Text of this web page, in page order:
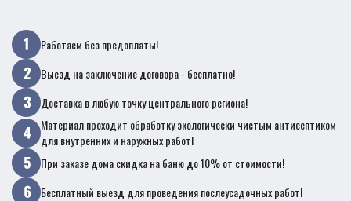
Работаем без предоплаты!
Выезд на заключение договора - бесплатно!
Доставка в любую точку центрального региона!
Материал проходит обработку экологически чистым антисептиком
для внутренних и наружных работ!
При заказе дома скидка на баню до 10% от стоимости!
Бесплатный выезд для проведения послеусадочных работ!